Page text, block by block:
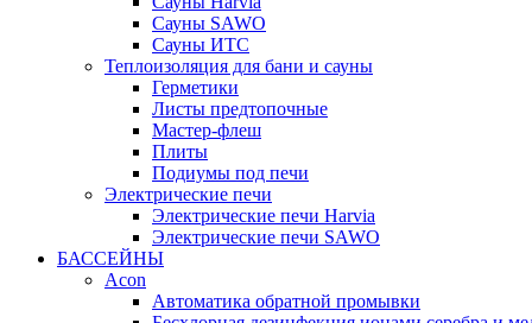
Сауны SAWO
Сауны ИТС
Теплоизоляция для бани и сауны
Герметики
Листы предтопочные
Мастер-флеш
Плиты
Подиумы под печи
Электрические печи
Электрические печи Harvia
Электрические печи SAWO
БАССЕЙНЫ
Acon
Автоматика обратной промывки